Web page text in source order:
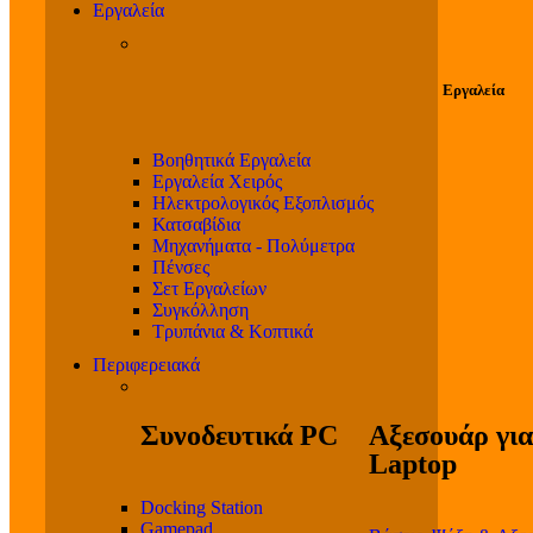
Εργαλεία
Εργαλεία
Βοηθητικά Εργαλεία
Εργαλεία Χειρός
Ηλεκτρολογικός Εξοπλισμός
Κατσαβίδια
Μηχανήματα - Πολύμετρα
Πένσες
Σετ Εργαλείων
Συγκόλληση
Τρυπάνια & Κοπτικά
Περιφερειακά
Συνοδευτικά PC
Docking Station
Αξεσουάρ για
Laptop